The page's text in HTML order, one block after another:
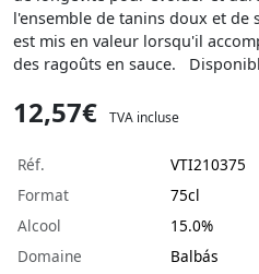
l'ensemble de tanins doux et de
est mis en valeur lorsqu'il
des ragoûts en sauce.
12,57€ TVA incluse
Réf.
VTI210375
Format
75cl
Alcool
15.0%
Domaine
Balbás